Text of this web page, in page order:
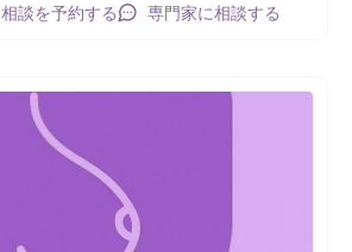
相談を予約する 専門家に相談する